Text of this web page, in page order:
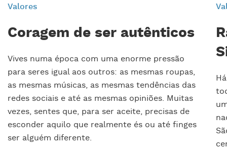
Valores
Coragem de ser autênticos
Vives numa época com uma enorme pressão
para seres igual aos outros: as mesmas roupas,
as mesmas músicas, as mesmas tendências das
redes sociais e até as mesmas opiniões. Muitas
vezes, sentes que, para ser aceite, precisas de
esconder aquilo que realmente és ou até finges
ser alguém diferente.